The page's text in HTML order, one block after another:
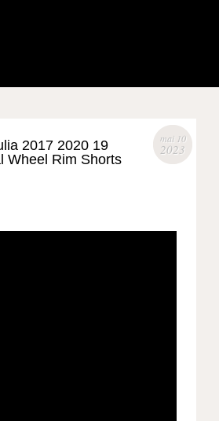
mai 10
2023
2017 2020 19
Wheel Rim Shorts